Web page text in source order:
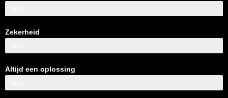
Zekerheid
Altijd een oplossing